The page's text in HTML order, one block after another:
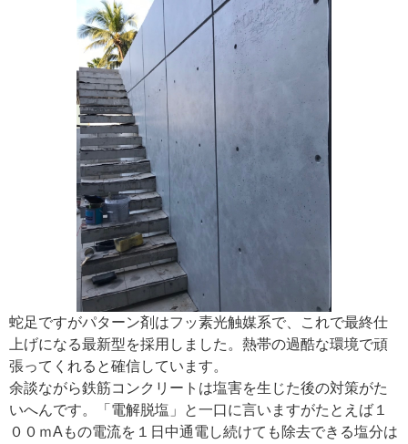
蛇足ですがパターン剤はフッ素光触媒系で、これで最終仕
上げになる最新型を採用しました。熱帯の過酷な環境で頑
張ってくれると確信しています。
余談ながら鉄筋コンクリートは塩害を生じた後の対策がた
いへんです。「電解脱塩」と一口に言いますがたとえば１
００ｍAもの電流を１日中通電し続けても除去できる塩分は